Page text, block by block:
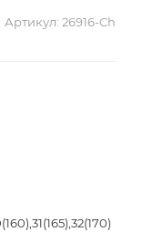
Артикул: 26916-Ch